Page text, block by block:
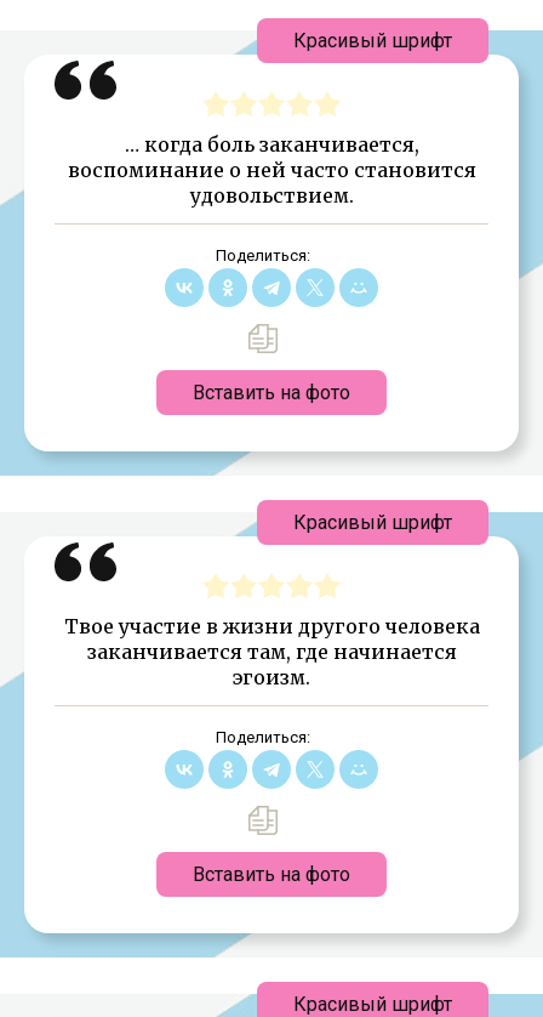
… когда боль заканчивается,
воспоминание о ней часто становится
удовольствием.
Поделиться:
Вставить на фото
Красивый шрифт
Твое участие в жизни другого человека
заканчивается там, где начинается
эгоизм.
Поделиться:
Вставить на фото
Красивый шрифт
Красивый шрифт